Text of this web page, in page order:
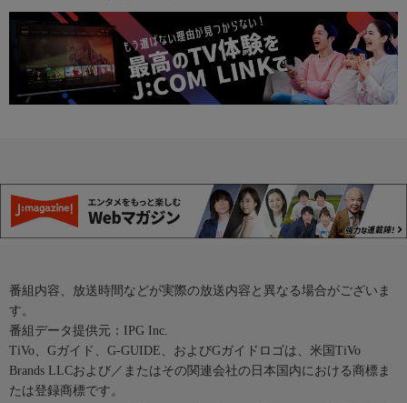
番組内容、放送時間などが実際の放送内容と異なる場合がございま
す。
番組データ提供元：IPG Inc.
TiVo、Gガイド、G-GUIDE、およびGガイドロゴは、米国TiVo
Brands LLCおよび／またはその関連会社の日本国内における商標ま
たは登録商標です。